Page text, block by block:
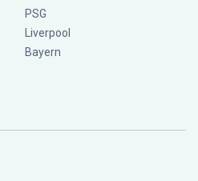
PSG
Liverpool
Bayern